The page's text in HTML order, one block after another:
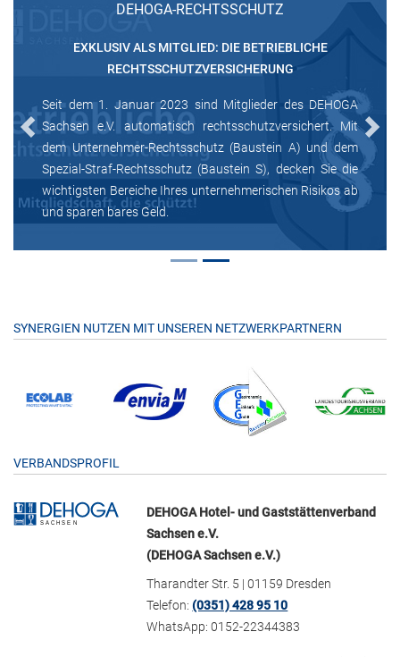
DEHOGA-RECHTSSCHUTZ
EXKLUSIV ALS MITGLIED: DIE BETRIEBLICHE
RECHTSSCHUTZVERSICHERUNG
Seit dem 1. Januar 2023 sind Mitglieder des DEHOGA
Sachsen e.V. automatisch rechtsschutzversichert. Mit
dem Unternehmer-Rechtsschutz (Baustein A) und dem
Spezial-Straf-Rechtsschutz (Baustein S), decken Sie die
wichtigsten Bereiche Ihres unternehmerischen Risikos ab
und sparen bares Geld.
Previous Next
SYNERGIEN NUTZEN MIT UNSEREN NETZWERKPARTNERN
VERBANDSPROFIL
DEHOGA Hotel- und Gaststättenverband
Sachsen e.V.
(DEHOGA Sachsen e.V.)
Tharandter Str. 5 | 01159 Dresden
Telefon:(0351) 428 95 10
WhatsApp: 0152-22344383